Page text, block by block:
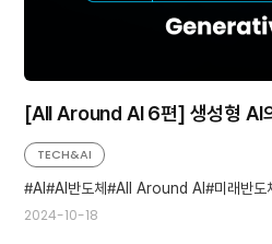
[All Around AI 6편] 생성형 AI
2024-10-18
TECH&AI
AI
AI반도체 All Around AI 미래반도